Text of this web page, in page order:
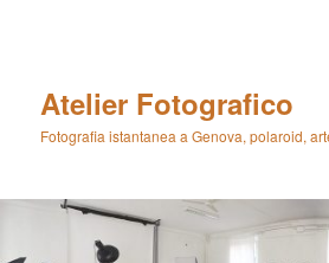
Atelier Fotografico
Fotografia istantanea a Genova, polaroid,